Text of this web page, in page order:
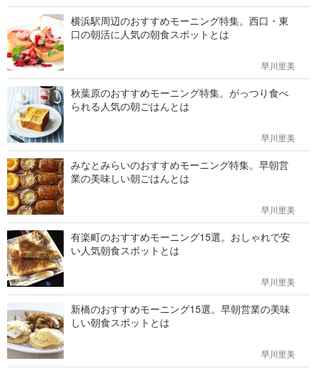
横浜駅周辺のおすすめモーニング特集。西口・東
口の朝活に人気の朝食スポットとは
早川里美
秋葉原のおすすめモーニング特集。がっつり食べ
られる人気の朝ごはんとは
早川里美
みなとみらいのおすすめモーニング特集。早朝営
業の美味しい朝ごはんとは
早川里美
有楽町のおすすめモーニング15選。おしゃれで安
い人気朝食スポットとは
早川里美
新橋のおすすめモーニング15選。早朝営業の美味
しい朝食スポットとは
早川里美